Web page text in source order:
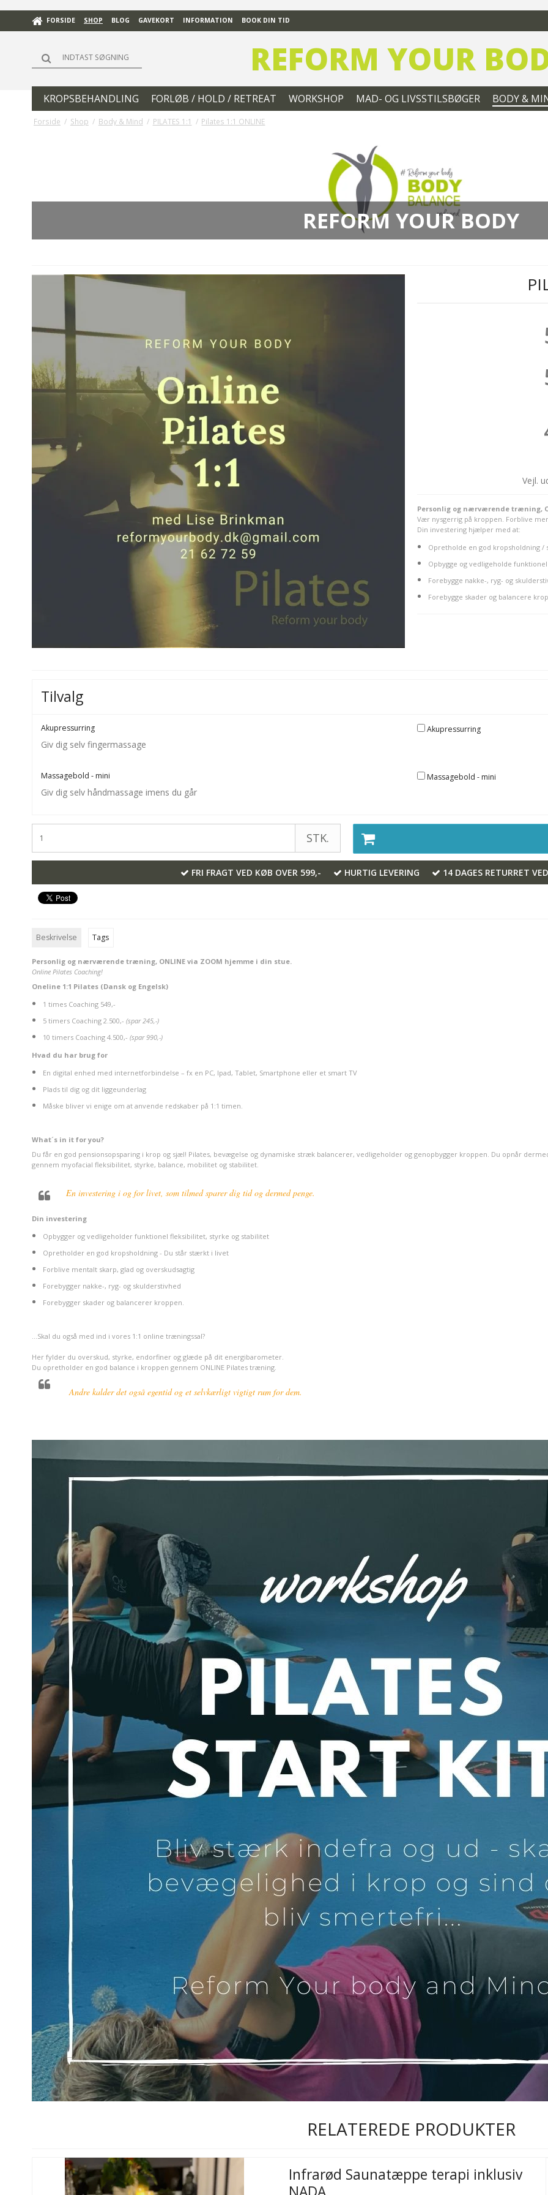
FORSIDE SHOP BLOG GAVEKORT INFORMATION BOOK DIN TID
REFORM YOUR
KROPSBEHANDLING FORLØB / HOLD / RETREAT WORKSHOP MAD- OG LIVSSTILSBØGER BODY &
Forside / Shop / Body & Mind / PILATES 1:1 / Pilates 1:1 ONLINE
REFORM YOUR BODY
Vejl.
Personlig og nærværende træning,
Vær nysgerrig på kroppen. Forblive
Din investering hjælper med at:
Opretholde en god kropsholdning /
Opbygge og vedligeholde
Forebygge nakke-, ryg- og
Forebygge skader og balancere
Tilvalg
Akupressurring
Giv dig selv fingermassage
Akupressurring
Massagebold - mini
Giv dig selv håndmassage imens du går
Massagebold - mini
STK.
FRI FRAGT VED KØB OVER 599,- HURTIG LEVERING 14 DAGES RETURRET
Beskrivelse Tags
Personlig og nærværende træning, ONLINE via ZOOM hjemme i din stue.
Online Pilates Coaching!
Oneline 1:1 Pilates (Dansk og Engelsk)
1 times Coaching 549,-
5 timers Coaching 2.500,- (spar 245,-)
10 timers Coaching 4.500,- (spar 990,-)
Hvad du har brug for
En digital enhed med internetforbindelse – fx en PC, Ipad, Tablet, Smartphone eller et smart TV
Plads til dig og dit liggeunderlag
Måske bliver vi enige om at anvende redskaber på 1:1 timen
What´s in it for you?
Du får en god pensionsopsparing i krop og sjæl! Pilates, bevægelse og dynamiske stræk balancerer, vedligeholder og genopbygger kroppen. Du opnår
gennem myofacial fleksibilitet, styrke, balance, mobilitet og stabilitet.
En investering i og for livet, som tilmed sparer dig tid og dermed penge.
Din investering
Opbygger og vedligeholder funktionel fleksibilitet, styrke og stabilitet
Opretholder en god kropsholdning - Du står stærkt i livet
Forblive mentalt skarp, glad og overskudsagtig
Forebygger nakke-, ryg- og skulderstivhed
Forebygger skader og balancerer kroppen.
...Skal du også med ind i vores 1:1 online træningssal?
Her fylder du overskud, styrke, endorfiner og glæde på dit energibarometer.
Du opretholder en god balance i kroppen gennem ONLINE Pilates træning.
Andre kalder det også egentid og et selvkærligt vigtigt rum for dem.
RELATEREDE PRODUKTER
Infrarød Saunatæppe terapi inklusiv